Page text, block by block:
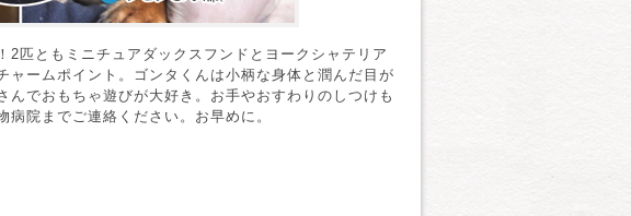
匹ともミニチュアダックスフンドとヨークシャテリア
ームポイント。ゴンタくんは小柄な身体と潤んだ目が
でおもちゃ遊びが大好き。お手やおすわりのしつけも
院までご連絡ください。お早めに。